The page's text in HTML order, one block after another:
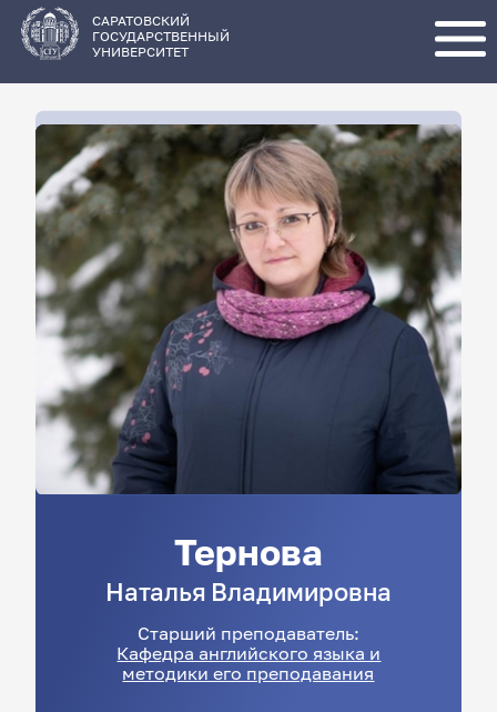
основному
содержанию
САРАТОВСКИЙ
ГОСУДАРСТВЕННЫЙ
УНИВЕРСИТЕТ
Тернова
Наталья Владимировна
Старший преподаватель:
Кафедра английского языка и
методики его преподавания